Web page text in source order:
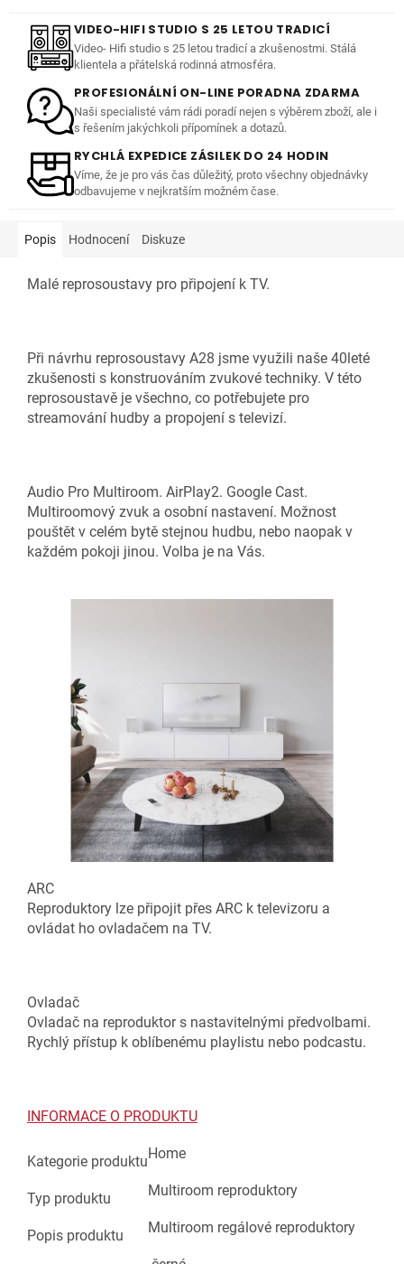
VIDEO-HIFI STUDIO S 25 LETOU TRADICÍ
Video- Hifi studio s 25 letou tradicí a zkušenostmi. Stálá
klientela a přátelská rodinná atmosféra.
PROFESIONÁLNÍ ON-LINE PORADNA ZDARMA
Naši specialisté vám rádi poradí nejen s výběrem zboží, ale i
s řešením jakýchkoli přípomínek a dotazů.
RYCHLÁ EXPEDICE ZÁSILEK DO 24 HODIN
Víme, že je pro vás čas důležitý, proto všechny objednávky
odbavujeme v nejkratším možném čase.
Popis Hodnocení Diskuze
Malé reprosoustavy pro připojení k TV.
Při návrhu reprosoustavy A28 jsme využili naše 40leté
zkušenosti s konstruováním zvukové techniky. V této
reprosoustavě je všechno, co potřebujete pro
streamování hudby a propojení s televizí.
Audio Pro Multiroom. AirPlay2. Google Cast.
Multiroomový zvuk a osobní nastavení. Možnost
pouštět v celém bytě stejnou hudbu, nebo naopak v
každém pokoji jinou. Volba je na Vás.
ARC
Reproduktory lze připojit přes ARC k televizoru a
ovládat ho ovladačem na TV.
Ovladač
Ovladač na reproduktor s nastavitelnými předvolbami.
Rychlý přístup k oblíbenému playlistu nebo podcastu.
INFORMACE O PRODUKTU
Kategorie produktuHome
Typ produktu Multiroom reproduktory
Popis produktu Multiroom regálové reproduktory